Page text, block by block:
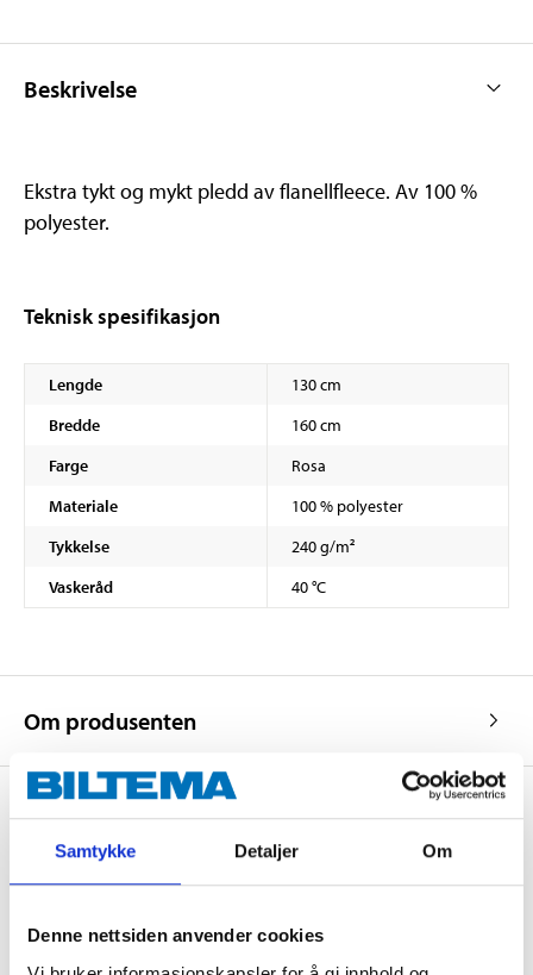
Samtykke Detaljer Om
Denne nettsiden anvender cookies
Beskrivelse
Ekstra tykt og mykt pledd av flanellfleece. Av 100 %
polyester.
Teknisk spesifikasjon
Lengde
130 cm
Bredde
160 cm
Farge
Rosa
Materiale
100 % polyester
Tykkelse
240 g/m²
Vaskeråd
40 °C
Om produsenten
Kjøp & Hent
LES MER